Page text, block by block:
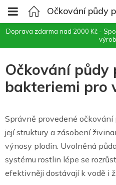
Doprava zdarma nad 2000 Kč -
Očkování půdy
bakteriemi pro
Správně provedené
její struktury a zásobení
výnosy plodin. Uvolněná
systému rostlin lépe se
efektivněji dostávají k vodě i